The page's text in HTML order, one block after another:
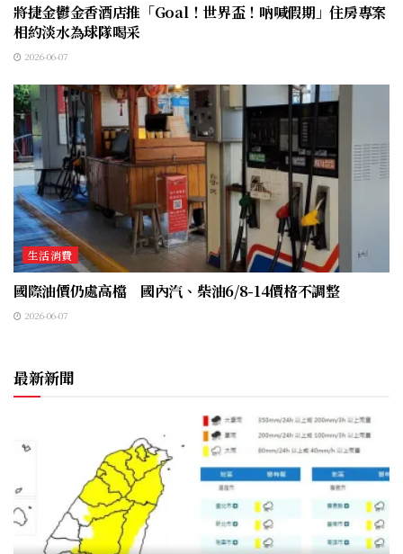
將捷金鬱金香酒店推「Goal！世界盃！吶喊假期」住房專案
相約淡水為球隊喝采
2026-06-07
生活消費
國際油價仍處高檔 國內汽、柴油6/8-14價格不調整
2026-06-07
最新新聞